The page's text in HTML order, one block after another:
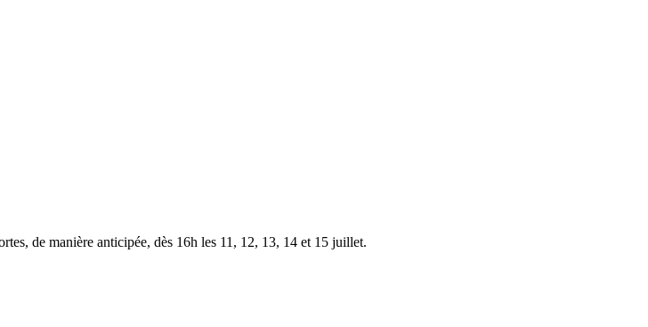
de manière anticipée, dès 16h les 11, 12, 13, 14 et 15 juillet.